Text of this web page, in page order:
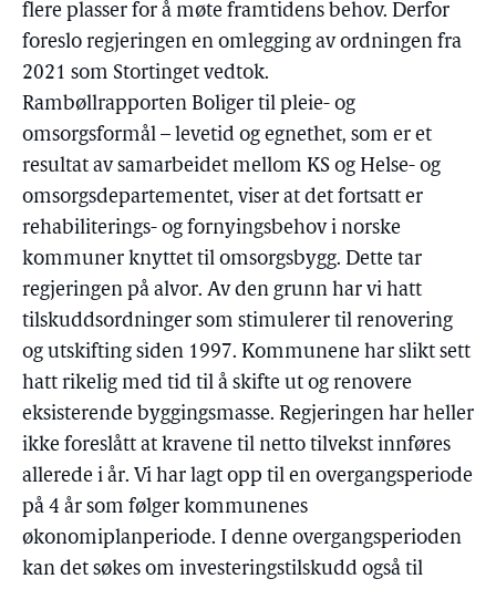
flere plasser for å møte framtidens behov. Derfor
foreslo regjeringen en omlegging av ordningen fra
2021 som Stortinget vedtok.
Rambøllrapporten Boliger til pleie- og
omsorgsformål – levetid og egnethet, som er et
resultat av samarbeidet mellom KS og Helse- og
omsorgsdepartementet, viser at det fortsatt er
rehabiliterings- og fornyingsbehov i norske
kommuner knyttet til omsorgsbygg. Dette tar
regjeringen på alvor. Av den grunn har vi hatt
tilskuddsordninger som stimulerer til renovering
og utskifting siden 1997. Kommunene har slikt sett
hatt rikelig med tid til å skifte ut og renovere
eksisterende byggingsmasse. Regjeringen har heller
ikke foreslått at kravene til netto tilvekst innføres
allerede i år. Vi har lagt opp til en overgangsperiode
på 4 år som følger kommunenes
økonomiplanperiode. I denne overgangsperioden
kan det søkes om investeringstilskudd også til